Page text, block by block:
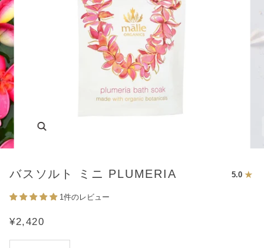
バスソルト ミニ PLUMERIA 5.0
1件のレビュー
¥2,420